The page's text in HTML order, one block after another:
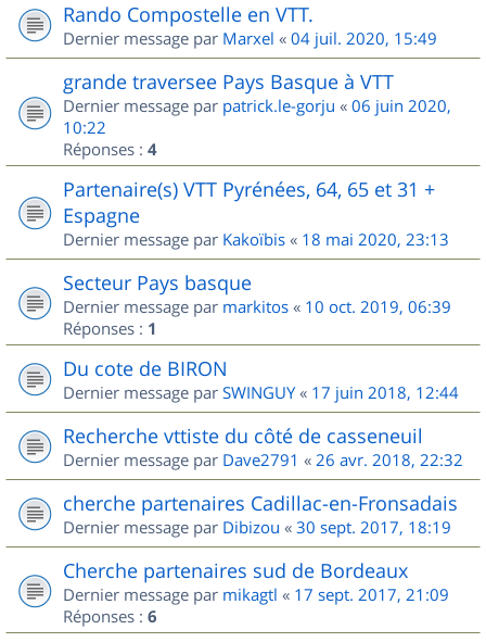
Rando Compostelle en VTT.
Dernier message par Marxel « 04 juil. 2020, 15:49
grande traversee Pays Basque à VTT
Dernier message par patrick.le-gorju « 06 juin 2020,
10:22
Réponses : 4
Partenaire(s) VTT Pyrénées, 64, 65 et 31 +
Espagne
Dernier message par Kakoïbis « 18 mai 2020, 23:13
Secteur Pays basque
Dernier message par markitos « 10 oct. 2019, 06:39
Réponses : 1
Du cote de BIRON
Dernier message par SWINGUY« 17 juin 2018, 12:44
Recherche vttiste du côté de casseneuil
Dernier message par Dave2791 « 26 avr. 2018, 22:32
cherche partenaires Cadillac-en-Fronsadais
Dernier message par Dibizou « 30 sept. 2017, 18:19
Cherche partenaires sud de Bordeaux
Dernier message par mikagtl « 17 sept. 2017, 21:09
Réponses : 6